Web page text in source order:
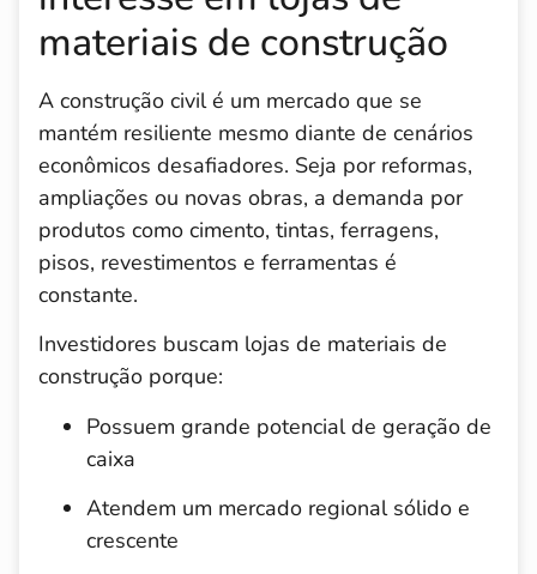
materiais de construção
A construção civil é um mercado que se
mantém resiliente mesmo diante de cenários
econômicos desafiadores. Seja por reformas,
ampliações ou novas obras, a demanda por
produtos como cimento, tintas, ferragens,
pisos, revestimentos e ferramentas é
constante.
Investidores buscam lojas de materiais de
construção porque:
Possuem grande potencial de geração de
caixa
Atendem um mercado regional sólido e
crescente